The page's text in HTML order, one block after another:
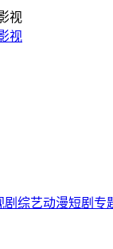
剧 综艺动漫短剧 专